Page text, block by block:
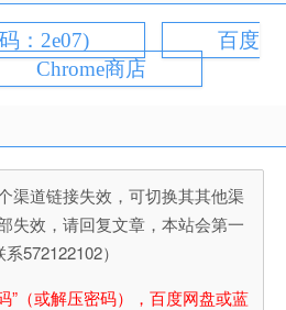
：2e07)
百度
Chrome商店
渠道链接失效，可切换其其他渠
失效，请回复文章，本站会第一
572122102）
”（或解压密码），百度网盘或蓝